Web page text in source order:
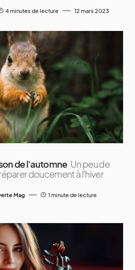
4 minutes de lecture 12 mars 2023
de l’automne Un peu de
doucement à l'hiver
Mag
1 minute de lecture